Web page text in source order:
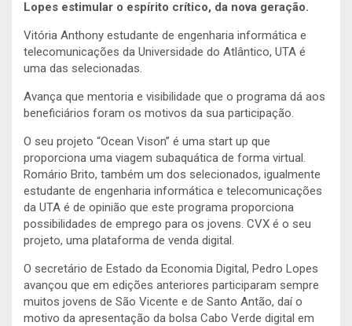
Lopes estimular o espírito crítico, da nova geração.
Vitória Anthony estudante de engenharia informática e
telecomunicações da Universidade do Atlântico, UTA é
uma das selecionadas.
Avança que mentoria e visibilidade que o programa dá aos
beneficiários foram os motivos da sua participação.
O seu projeto “Ocean Vison” é uma start up que
proporciona uma viagem subaquática de forma virtual.
Romário Brito, também um dos selecionados, igualmente
estudante de engenharia informática e telecomunicações
da UTA é de opinião que este programa proporciona
possibilidades de emprego para os jovens. CVX é o seu
projeto, uma plataforma de venda digital.
O secretário de Estado da Economia Digital, Pedro Lopes
avançou que em edições anteriores participaram sempre
muitos jovens de São Vicente e de Santo Antão, daí o
motivo da apresentação da bolsa Cabo Verde digital em